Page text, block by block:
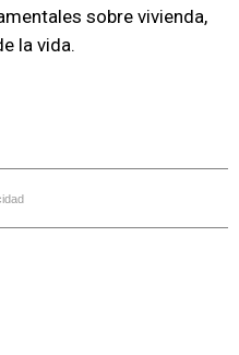
sobre vivienda,
la vida.